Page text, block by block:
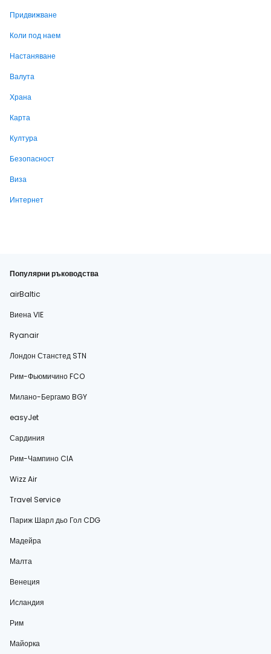
Придвижване
Коли под наем
Настаняване
Валута
Храна
Карта
Култура
Безопасност
Виза
Интернет
Популярни ръководства
airBaltic
Виена VIE
Ryanair
Лондон Станстед STN
Рим-Фьюмичино FCO
Милано-Бергамо BGY
easyJet
Сардиния
Рим-Чампино CIA
Wizz Air
Travel Service
Париж Шарл дьо Гол CDG
Мадейра
Малта
Венеция
Исландия
Рим
Майорка